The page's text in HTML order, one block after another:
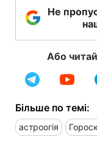
Не
Або
Більше по темі:
астроогія